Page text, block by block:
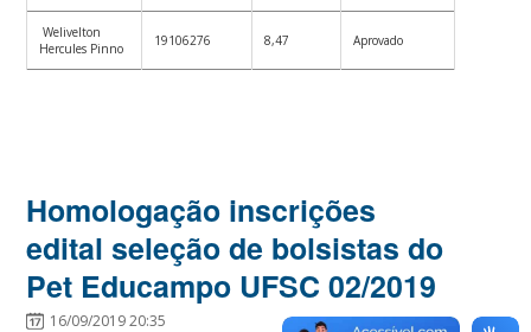
Welivelton
Hercules Pinno
19106276 8,47 Aprovado
Homologação inscrições
edital seleção de bolsistas do
Pet Educampo UFSC 02/2019
16/09/2019 20:35